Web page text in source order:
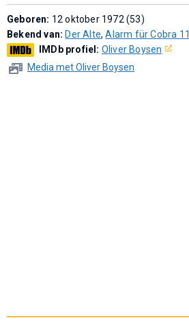
Geboren: 12 oktober 1972 (53)
Bekend van: Der Alte,Alarm für Cobra 11
IMDb profiel: Oliver Boysen
Media met Oliver Boysen